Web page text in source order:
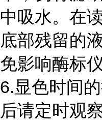
中吸水。在
底部残留的
免影响酶标
6.显色时间
后请定时观